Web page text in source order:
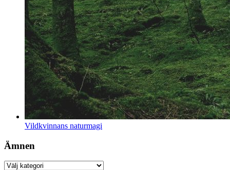
Vildkvinnans naturmagi
Ämnen
Ämnen